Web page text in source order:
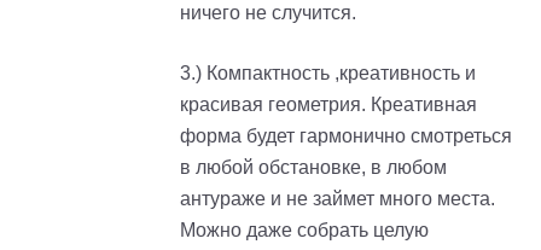
ничего не случится.
3.) Компактность ,креативность и
красивая геометрия. Креативная
форма будет гармонично смотреться
в любой обстановке, в любом
антураже и не займет много места.
Можно даже собрать целую